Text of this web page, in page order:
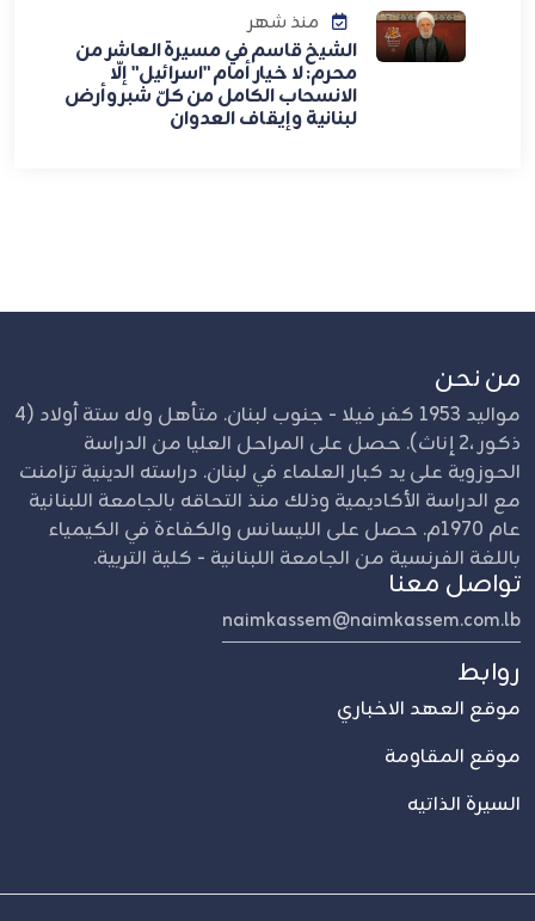
منذ شهر
الشيخ قاسم في مسيرة العاشر من
محرم: لا خيار أمام "اسرائيل" إلّا
الانسحاب الكامل من كلّ شبر وأرض
لبنانية وإيقاف العدوان
من نحن
مواليد 1953 كفر فيلا - جنوب لبنان. متأهل وله ستة أولاد (4
ذكور ،2 إناث). حصل على المراحل العليا من الدراسة
الحوزوية على يد كبار العلماء في لبنان. دراسته الدينية تزامنت
مع الدراسة الأكاديمية وذلك منذ التحاقه بالجامعة اللبنانية
عام 1970م. حصل على الليسانس والكفاءة في الكيمياء
باللغة الفرنسية من الجامعة اللبنانية - كلية التربية.
تواصل معنا
naimkassem@naimkassem.com.lb
روابط
موقع العهد الاخباري
موقع المقاومة
السيرة الذاتيه